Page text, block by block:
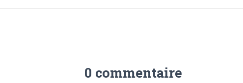
0 commentaire